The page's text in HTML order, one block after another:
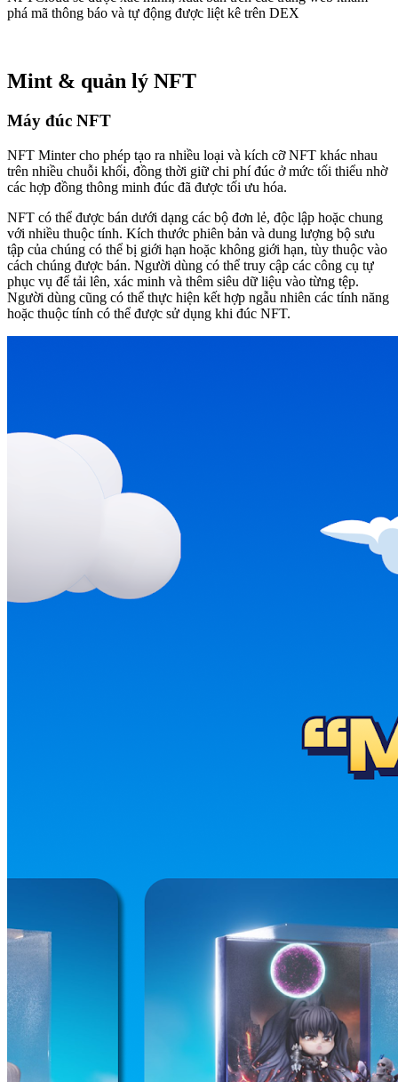
phá mã thông báo và tự động được liệt kê trên DEX
Mint & quản lý NFT
Máy đúc NFT
NFT Minter cho phép tạo ra nhiều loại và kích cỡ NFT khác nhau
trên nhiều chuỗi khối, đồng thời giữ chi phí đúc ở mức tối thiểu nhờ
các hợp đồng thông minh đúc đã được tối ưu hóa.
NFT có thể được bán dưới dạng các bộ đơn lẻ, độc lập hoặc chung
với nhiều thuộc tính. Kích thước phiên bản và dung lượng bộ sưu
tập của chúng có thể bị giới hạn hoặc không giới hạn, tùy thuộc vào
cách chúng được bán. Người dùng có thể truy cập các công cụ tự
phục vụ để tải lên, xác minh và thêm siêu dữ liệu vào từng tệp.
Người dùng cũng có thể thực hiện kết hợp ngẫu nhiên các tính năng
hoặc thuộc tính có thể được sử dụng khi đúc NFT.